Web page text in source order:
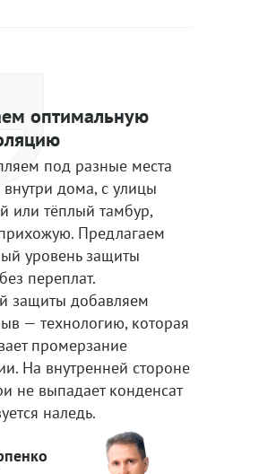
оптимальную
под разные места
внутри дома, с улицы
или тёплый тамбур,
Предлагаем
уровень защиты
переплат.
защиты добавляем
— технологию, которая
промерзание
На внутренней стороне
не выпадает конденсат
наледь.